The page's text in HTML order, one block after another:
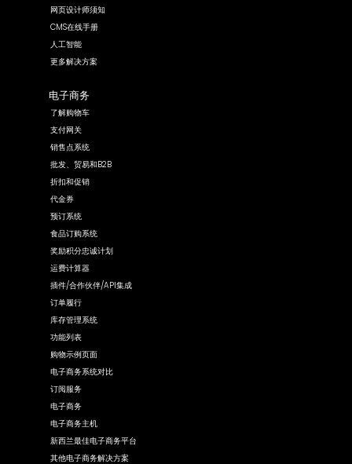
网页设计师须知
CMS在线手册
人工智能
更多解决方案
电子商务
了解购物车
支付网关
销售点系统
批发、贸易和B2B
折扣和促销
代金券
预订系统
食品订购系统
奖励积分忠诚计划
运费计算器
插件/合作伙伴/API集成
订单履行
库存管理系统
功能列表
购物示例页面
电子商务系统对比
订阅服务
电子商务
电子商务主机
新西兰最佳电子商务平台
其他电子商务解决方案